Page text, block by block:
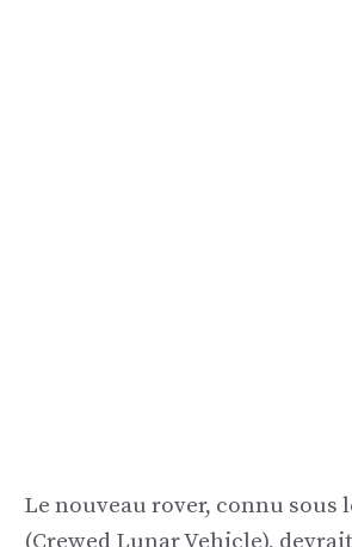
Le nouveau rover, connu sous